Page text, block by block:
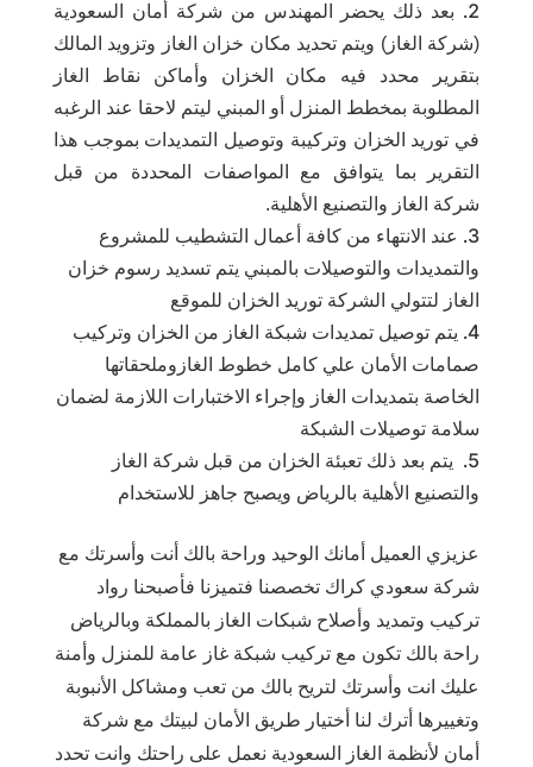
بعد ذلك يحضر المهندس من شركة أمان السعودية
(شركة الغاز) ويتم تحديد مكان خزان الغاز وتزويد المالك
بتقرير محدد فيه مكان الخزان وأماكن نقاط الغاز
المطلوبة بمخطط المنزل أو المبني ليتم لاحقا عند الرغبه
في توريد الخزان وتركيبة وتوصيل التمديدات بموجب هذا
التقرير بما يتوافق مع المواصفات المحددة من قبل
شركة الغاز والتصنيع الأهلية.
عند الانتهاء من كافة أعمال التشطيب للمشروع
والتمديدات والتوصيلات بالمبني يتم تسديد رسوم خزان
الغاز لتتولي الشركة توريد الخزان للموقع
يتم توصيل تمديدات شبكة الغاز من الخزان وتركيب
صمامات الأمان علي كامل خطوط الغازوملحقاتها
الخاصة بتمديدات الغاز وإجراء الاختبارات اللازمة لضمان
سلامة توصيلات الشبكة
يتم بعد ذلك تعبئة الخزان من قبل شركة الغاز
والتصنيع الأهلية بالرياض ويصبح جاهز للاستخدام
عزيزي العميل أمانك الوحيد وراحة بالك أنت وأسرتك مع
شركة سعودي كراك تخصصنا فتميزنا فأصبحنا رواد
تركيب وتمديد وأصلاح شبكات الغاز بالمملكة وبالرياض
راحة بالك تكون مع تركيب شبكة غاز عامة للمنزل وأمنة
عليك انت وأسرتك لتريح بالك من تعب ومشاكل الأنبوبة
وتغييرها أترك لنا أختيار طريق الأمان لبيتك مع شركة
أمان لأنظمة الغاز السعودية نعمل على راحتك وانت تحدد